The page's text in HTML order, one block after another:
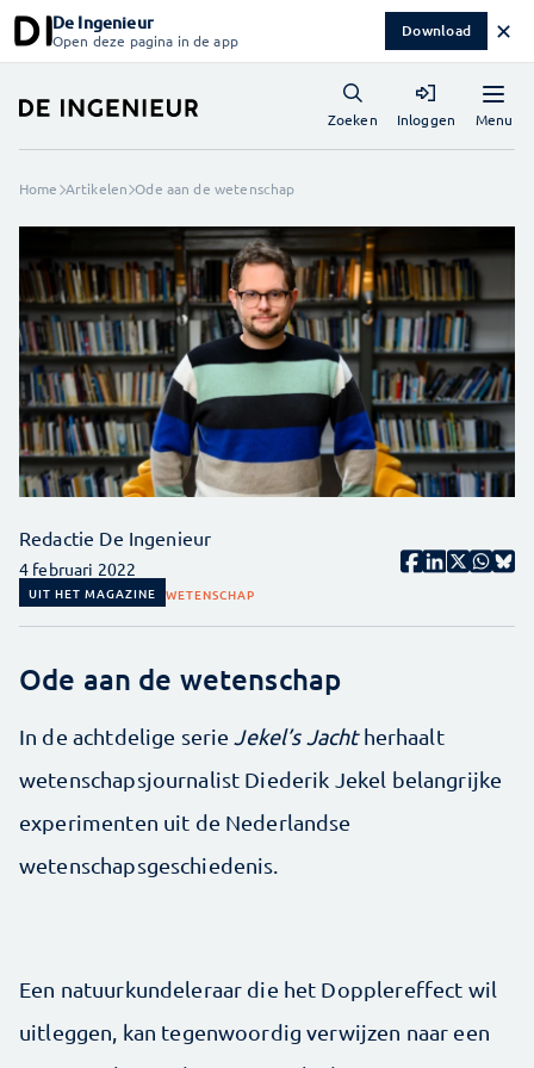
De Ingenieur
Open deze pagina in de app Download ✕
Menu
Zoeken Inloggen
Home Artikelen Ode aan de wetenschap
Redactie De Ingenieur
4 februari 2022
UIT HET MAGAZINE WETENSCHAP
Ode aan de wetenschap
In de achtdelige serie Jekel’s Jachtherhaalt
wetenschapsjournalist Diederik Jekel belangrijke
experimenten uit de Nederlandse
wetenschapsgeschiedenis.
Een natuurkundeleraar die het Dopplereffect wil
uitleggen, kan tegenwoordig verwijzen naar een